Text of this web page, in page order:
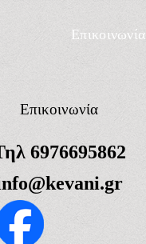
Επικοινωνία
Επικοινωνία
6976695862